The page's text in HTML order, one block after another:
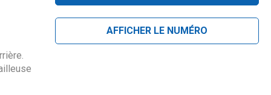
AFFICHER LE NUMÉRO